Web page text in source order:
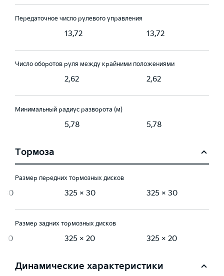
Передаточное число рулевого управления
13,72 13,72
Число оборотов руля между крайними положениями
2,62 2,62
Минимальный радиус разворота (м)
5,78 5,78
Тормоза
Размер передних тормозных дисков
30 325 × 30 325 × 30
Размер задних тормозных дисков
20 325 × 20 325 × 20
Динамические характеристики